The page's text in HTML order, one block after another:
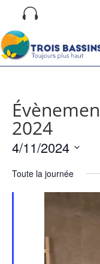

2024
4/11/2024
une
date.
Toute la journée